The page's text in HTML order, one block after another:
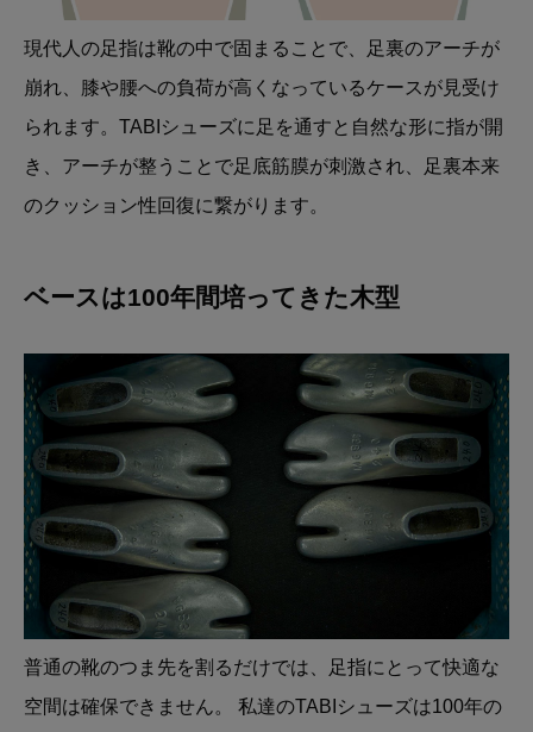
現代人の足指は靴の中で固まることで、足裏のアーチが
崩れ、膝や腰への負荷が高くなっているケースが見受け
られます。TABIシューズに足を通すと自然な形に指が開
き、アーチが整うことで足底筋膜が刺激され、足裏本来
のクッション性回復に繋がります。
ベースは100年間培ってきた木型
普通の靴のつま先を割るだけでは、足指にとって快適な
空間は確保できません。 私達のTABIシューズは100年の